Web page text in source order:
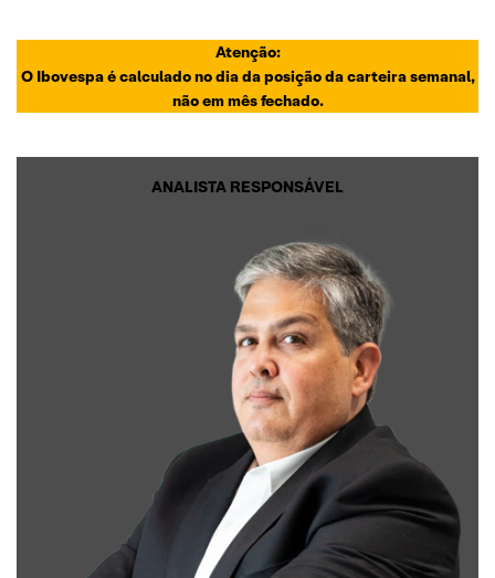
Atenção:
O Ibovespa é calculado no dia da posição da carteira semanal,
não em mês fechado.
ANALISTA RESPONSÁVEL